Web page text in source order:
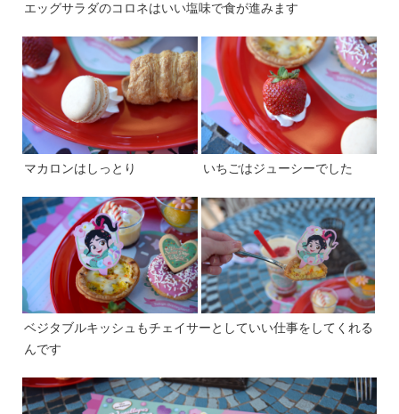
エッグサラダのコロネはいい塩味で食が進みます
マカロンはしっとり いちごはジューシーでした
ベジタブルキッシュもチェイサーとしていい仕事をしてくれる
んです